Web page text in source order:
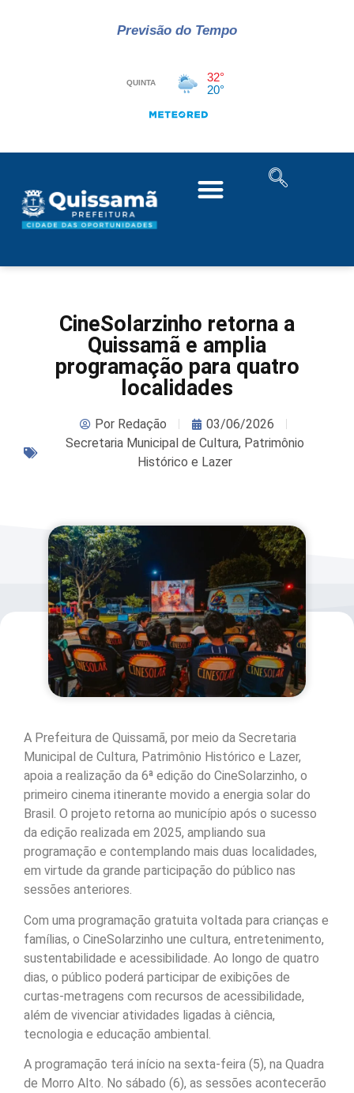
Previsão do Tempo
CineSolarzinho retorna a
Quissamã e amplia
programação para quatro
localidades
PorRedação
03/06/2026
Secretaria Municipal de Cultura, Patrimônio
Histórico e Lazer
A Prefeitura de Quissamã, por meio da Secretaria
Municipal de Cultura, Patrimônio Histórico e Lazer,
apoia a realização da 6ª edição do CineSolarzinho, o
primeiro cinema itinerante movido a energia solar do
Brasil. O projeto retorna ao município após o sucesso
da edição realizada em 2025, ampliando sua
programação e contemplando mais duas localidades,
em virtude da grande participação do público nas
sessões anteriores.
Com uma programação gratuita voltada para crianças e
famílias, o CineSolarzinho une cultura, entretenimento,
sustentabilidade e acessibilidade. Ao longo de quatro
dias, o público poderá participar de exibições de
curtas-metragens com recursos de acessibilidade,
além de vivenciar atividades ligadas à ciência,
tecnologia e educação ambiental.
A programação terá início na sexta-feira (5), na Quadra
de Morro Alto. No sábado (6), as sessões acontecerão